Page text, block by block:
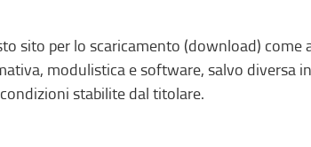
sito per lo scaricamento (download) come
modulistica e software, salvo diversa
stabilite dal titolare.